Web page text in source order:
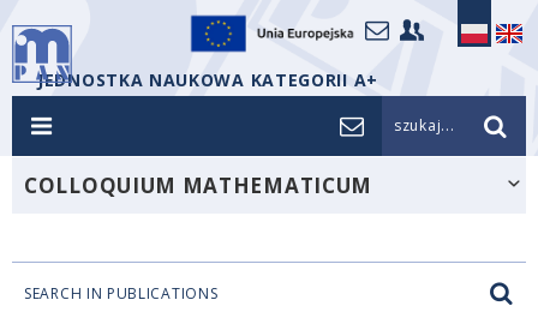
JEDNOSTKA NAUKOWA KATEGORII A+
szukaj...
COLLOQUIUM MATHEMATICUM
SEARCH IN PUBLICATIONS